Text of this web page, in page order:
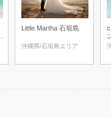
Little Martha 石垣島
沖縄県/石垣島エリア